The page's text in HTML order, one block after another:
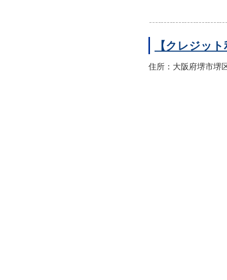
【クレジッ
住所：大阪府堺市堺